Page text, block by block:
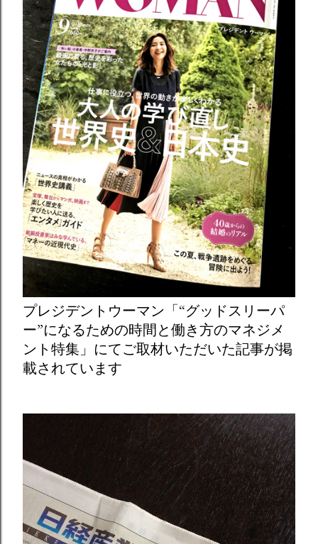
プレジデントウーマン「“グッドスリーパ
ー”になるための時間と働き方のマネジメ
ント特集」にてご取材いただいた記事が掲
載されています